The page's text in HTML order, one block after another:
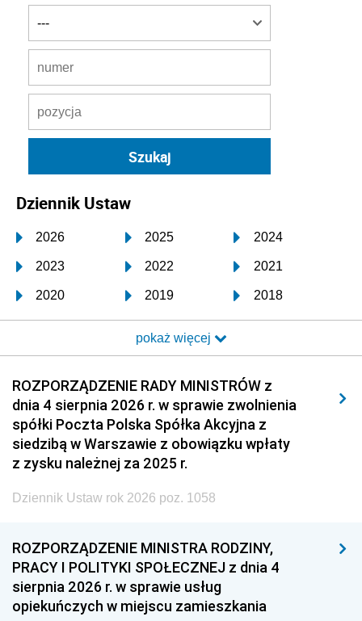
Dziennik Ustaw
2026 2025 2024
2023 2022 2021
2020 2019 2018
2017 2016 2015
2014 2013 2012
2011 2010 2009
2008 2007 2006
2005 2004 2003
2002 2001
1999 1998
1993 1992 1991
1990 1989
1987 1986 1985
pokaż więcej
ROZPORZĄDZENIE RADY MINISTRÓW z
dnia 4 sierpnia 2026 r. w sprawie zwolnienia
spółki Poczta Polska Spółka Akcyjna z
siedzibą w Warszawie z obowiązku wpłaty
z zysku należnej za 2025 r.
Dziennik Ustaw rok 2026 poz. 1058
ROZPORZĄDZENIE MINISTRA RODZINY,
PRACY I POLITYKI SPOŁECZNEJ z dnia 4
sierpnia 2026 r. w sprawie usług
opiekuńczych w miejscu zamieszkania